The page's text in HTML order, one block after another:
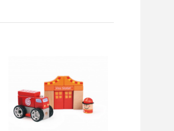
Топ брајт - табла
2во1 делукс
5.940,00 ден.